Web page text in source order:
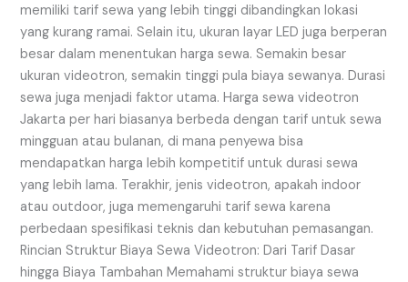
memiliki tarif sewa yang lebih tinggi dibandingkan lokasi
yang kurang ramai. Selain itu, ukuran layar LED juga berperan
besar dalam menentukan harga sewa. Semakin besar
ukuran videotron, semakin tinggi pula biaya sewanya. Durasi
sewa juga menjadi faktor utama. Harga sewa videotron
Jakarta per hari biasanya berbeda dengan tarif untuk sewa
mingguan atau bulanan, di mana penyewa bisa
mendapatkan harga lebih kompetitif untuk durasi sewa
yang lebih lama. Terakhir, jenis videotron, apakah indoor
atau outdoor, juga memengaruhi tarif sewa karena
perbedaan spesifikasi teknis dan kebutuhan pemasangan.
Rincian Struktur Biaya Sewa Videotron: Dari Tarif Dasar
hingga Biaya Tambahan Memahami struktur biaya sewa